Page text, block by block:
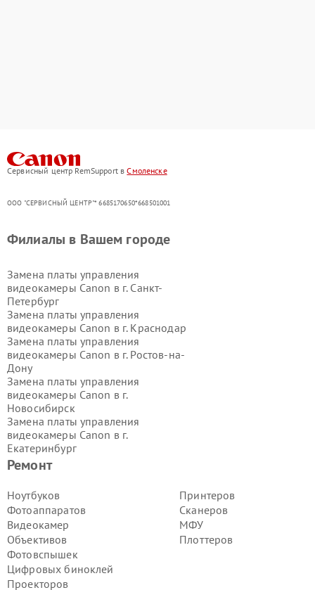
Сервисный центр RemSupport вСмоленске
ООО "СЕРВИСНЫЙ ЦЕНТР"* 6685170650*668501001
Ремонт
Ноутбуков
Фотоаппаратов
Видеокамер
Объективов
Фотовспышек
Цифровых биноклей
Проекторов
Принтеров
Сканеров
МФУ
Плоттеров
Филиалы в Вашем городе
Замена платы управления
видеокамеры Canon в г. Санкт-
Петербург
Замена платы управления
видеокамеры Canon в г. Краснодар
Замена платы управления
видеокамеры Canon в г. Ростов-на-
Дону
Замена платы управления
видеокамеры Canon в г.
Новосибирск
Замена платы управления
видеокамеры Canon в г.
Екатеринбург
Замена платы управления
Замена платы управления
видеокамеры Canon в г.
Замена платы управления
видеокамеры Canon в г.
Волгоград
Замена платы управления
видеокамеры Canon в г.
Замена платы управления
видеокамеры Canon в г.